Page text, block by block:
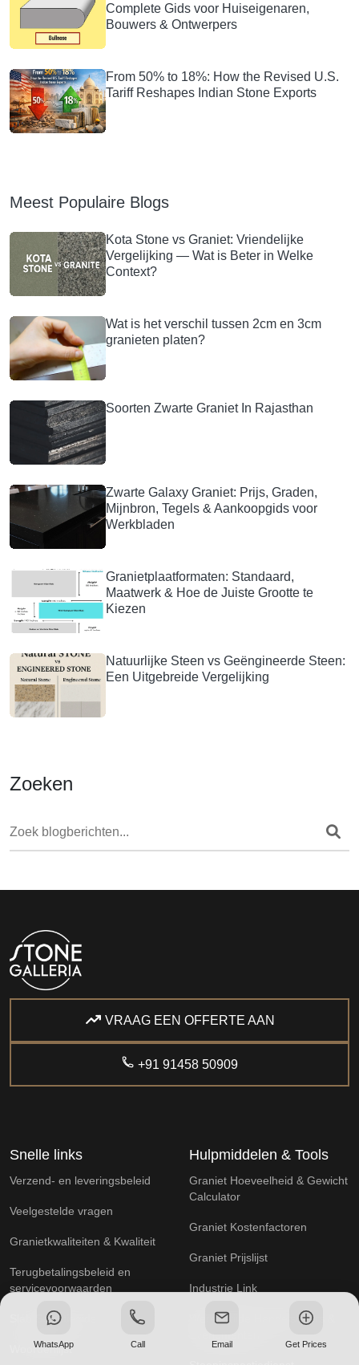
Complete Gids voor Huiseigenaren,
Bouwers & Ontwerpers
From 50% to 18%: How the Revised U.S.
Tariff Reshapes Indian Stone Exports
Meest Populaire Blogs
Kota Stone vs Graniet: Vriendelijke
Vergelijking — Wat is Beter in Welke
Context?
Wat is het verschil tussen 2cm en 3cm
granieten platen?
Soorten Zwarte Graniet In Rajasthan
Zwarte Galaxy Graniet: Prijs, Graden,
Mijnbron, Tegels & Aankoopgids voor
Werkbladen
Granietplaatformaten: Standaard,
Maatwerk & Hoe de Juiste Grootte te
Kiezen
Natuurlijke Steen vs Geëngineerde Steen:
Een Uitgebreide Vergelijking
Zoeken
VRAAG EEN OFFERTE AAN
+91 91458 50909
Snelle links
Verzend- en leveringsbeleid
Veelgestelde vragen
Granietkwaliteiten & Kwaliteit
Terugbetalingsbeleid en
servicevoorwaarden
Slab Selectiegids
Woordenlijst
Hulpmiddelen & Tools
Graniet Hoeveelheid & Gewicht
Calculator
Graniet Kostenfactoren
Graniet Prijslijst
Industrie Link
Wereldwijde Handelsbeurs &
WhatsApp Call Email Get Prices